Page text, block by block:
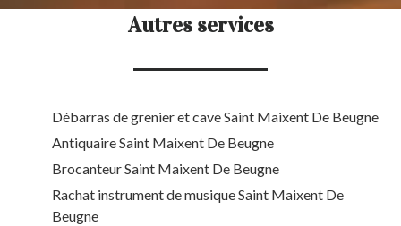
Autres services
Débarras de grenier et cave Saint Maixent De Beugne
Antiquaire Saint Maixent De Beugne
Brocanteur Saint Maixent De Beugne
Rachat instrument de musique Saint Maixent De
Beugne